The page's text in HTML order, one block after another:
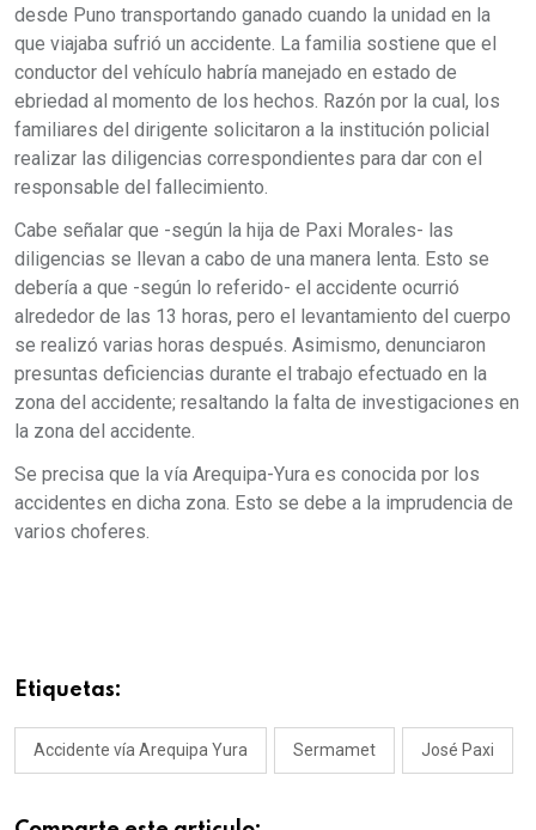
desde Puno transportando ganado cuando la unidad en la
que viajaba sufrió un accidente. La familia sostiene que el
conductor del vehículo habría manejado en estado de
ebriedad al momento de los hechos. Razón por la cual, los
familiares del dirigente solicitaron a la institución policial
realizar las diligencias correspondientes para dar con el
responsable del fallecimiento.
Cabe señalar que -según la hija de Paxi Morales- las
diligencias se llevan a cabo de una manera lenta. Esto se
debería a que -según lo referido- el accidente ocurrió
alrededor de las 13 horas, pero el levantamiento del cuerpo
se realizó varias horas después. Asimismo, denunciaron
presuntas deficiencias durante el trabajo efectuado en la
zona del accidente; resaltando la falta de investigaciones en
la zona del accidente.
Se precisa que la vía Arequipa-Yura es conocida por los
accidentes en dicha zona. Esto se debe a la imprudencia de
varios choferes.
Etiquetas:
Accidente vía Arequipa Yura Sermamet José Paxi